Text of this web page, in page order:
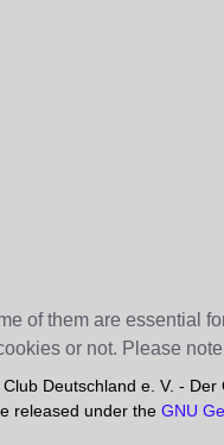
Deutschland e. V. - Der
released under the GNU
of them are essential
or not. Please